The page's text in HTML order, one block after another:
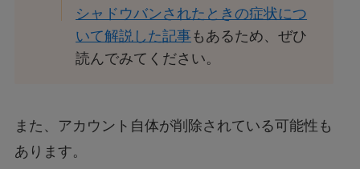
シャドウバンされたときの症状につ
いて解説した記事もあるため、ぜひ
読んでみてください。
また、アカウント自体が削除されている可能性も
あります。